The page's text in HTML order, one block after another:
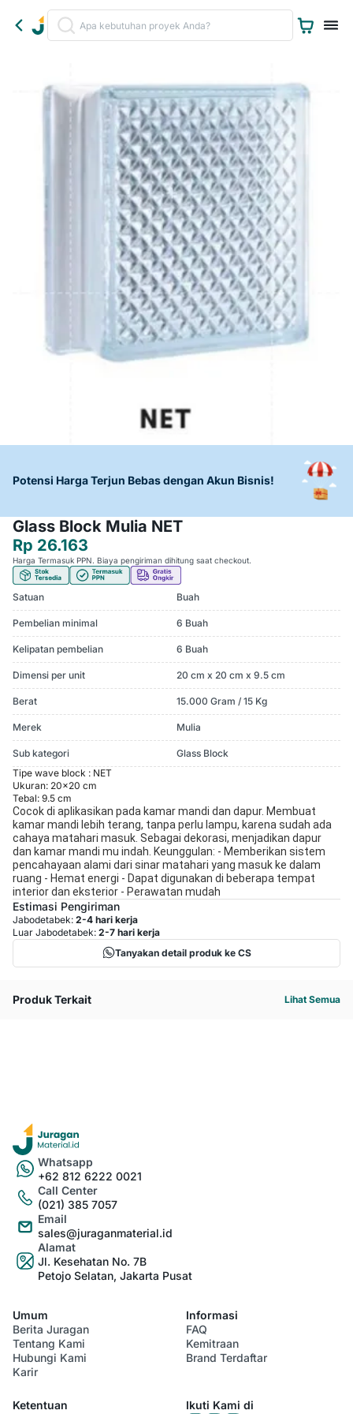
Potensi Harga Terjun Bebas dengan Akun Bisnis!
Glass Block Mulia NET
Rp 26.163
Harga Termasuk PPN. Biaya pengiriman dihitung saat checkout.
Satuan Buah
Pembelian minimal 6 Buah
Kelipatan pembelian 6 Buah
Dimensi per unit 20 cm x 20 cm x 9.5 cm
Berat 15.000 Gram / 15 Kg
Merek Mulia
Sub kategori
Glass Block
Tipe wave block : NET
Ukuran: 20x20 cm
Tebal: 9.5 cm
Cocok di aplikasikan pada kamar mandi dan dapur. Membuat
kamar mandi lebih terang, tanpa perlu lampu, karena sudah ada
cahaya matahari masuk. Sebagai dekorasi, menjadikan dapur
dan kamar mandi mu indah. Keunggulan: - Memberikan sistem
pencahayaan alami dari sinar matahari yang masuk ke dalam
ruang - Hemat energi - Dapat digunakan di beberapa tempat
interior dan eksterior - Perawatan mudah
Estimasi Pengiriman
Jabodetabek: 2-4 hari kerja
Luar Jabodetabek: 2-7 hari kerja
Tanyakan detail produk ke CS
Produk Terkait Lihat Semua
Whatsapp
+62 812 6222 0021
Call Center
(021) 385 7057
Email
sales@juraganmaterial.id
Alamat
Jl. Kesehatan No. 7B
Petojo Selatan, Jakarta Pusat
Umum
Berita Juragan
Tentang Kami
Hubungi Kami
Karir
Informasi
FAQ
Kemitraan
Brand Terdaftar
Ketentuan
Ikuti Kami di